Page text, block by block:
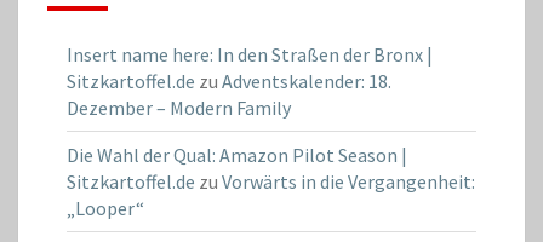
Insert name here: In den Straßen der Bronx |
Sitzkartoffel.de zu Adventskalender: 18.
Dezember – Modern Family
Die Wahl der Qual: Amazon Pilot Season |
Sitzkartoffel.de zu Vorwärts in die Vergangenheit:
„Looper“